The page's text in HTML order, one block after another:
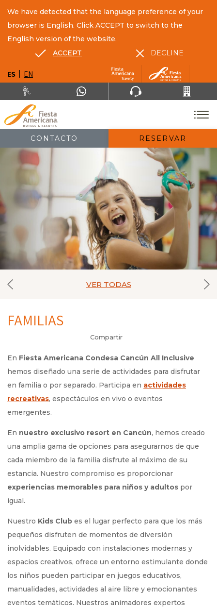
ES EN
CONTACTO RESERVAR
We have detected that the language preference of your
browser is English. Click ACCEPT to switch to the
English version of the website.
ACCEPT
DECLINE
VER TODAS
FAMILIAS
Compartir
En Fiesta Americana Condesa Cancún All Inclusive
hemos diseñado una serie de actividades para disfrutar
en familia o por separado. Participa en actividades
recreativas, espectáculos en vivo o eventos
emergentes.
En nuestro exclusivo resort en Cancún, hemos creado
una amplia gama de opciones para asegurarnos de que
cada miembro de la familia disfrute al máximo de su
estancia. Nuestro compromiso es proporcionar
experiencias memorables para niños y adultos por
igual.
Nuestro Kids Club es el lugar perfecto para que los más
pequeños disfruten de momentos de diversión
inolvidables. Equipado con instalaciones modernas y
espacios creativos, ofrece un entorno estimulante donde
los niños pueden participar en juegos educativos,
manualidades, actividades al aire libre y emocionantes
eventos temáticos. Nuestros animadores expertos